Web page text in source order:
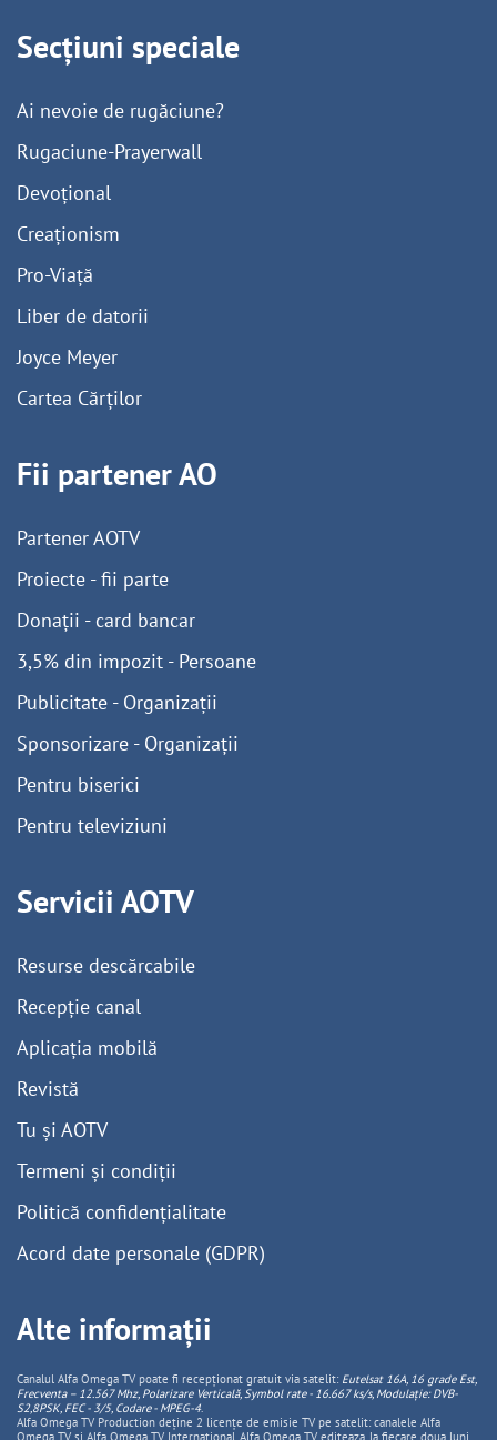
Secțiuni speciale
Ai nevoie de rugăciune?
Rugaciune-Prayerwall
Devoțional
Creaționism
Pro-Viață
Liber de datorii
Joyce Meyer
Cartea Cărților
Fii partener AO
Partener AOTV
Proiecte - fii parte
Donații - card bancar
3,5% din impozit - Persoane
Publicitate - Organizații
Sponsorizare - Organizații
Pentru biserici
Pentru televiziuni
Servicii AOTV
Resurse descărcabile
Recepție canal
Aplicația mobilă
Revistă
Tu și AOTV
Termeni și condiții
Politică confidențialitate
Acord date personale (GDPR)
Alte informații
Canalul Alfa Omega TV poate fi recepționat gratuit via satelit: Eutelsat 16A, 16 grade Est,
Frecventa – 12.567 Mhz, PolarizareVerticală, Symbol rate - 16.667 ks/s, Modulație: DVB-
S2,8PSK, FEC - 3/5, Codare - MPEG-4.
Alfa Omega TV Production deține 2 licențe de emisie TV pe satelit: canalele Alfa
Omega TV și Alfa Omega TV Internațional. Alfa Omega TV editeaza, la fiecare doua luni,